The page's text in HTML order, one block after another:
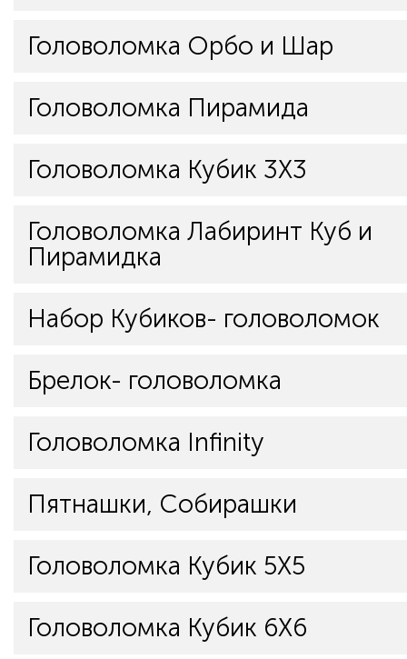
Головоломка Орбо и Шар
Головоломка Пирамида
Головоломка Кубик 3Х3
Головоломка Лабиринт Куб и
Пирамидка
Набор Кубиков- головоломок
Брелок- головоломка
Головоломка Infinity
Пятнашки, Собирашки
Головоломка Кубик 5Х5
Головоломка Кубик 6Х6